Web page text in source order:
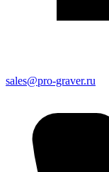
sales@pro-graver.ru